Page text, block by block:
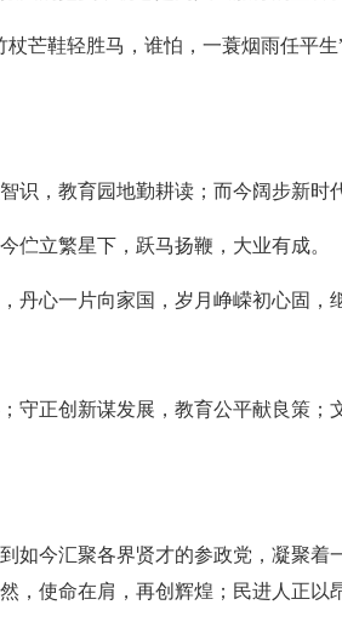
芒鞋轻胜马，谁怕，一蓑烟雨任平
，教育园地勤耕读；而今阔步新时
伫立繁星下，跃马扬鞭，大业有成。
心一片向家国，岁月峥嵘初心固，
守正创新谋发展，教育公平献良策；
如今汇聚各界贤才的参政党，凝聚着
使命在肩，再创辉煌；民进人正以